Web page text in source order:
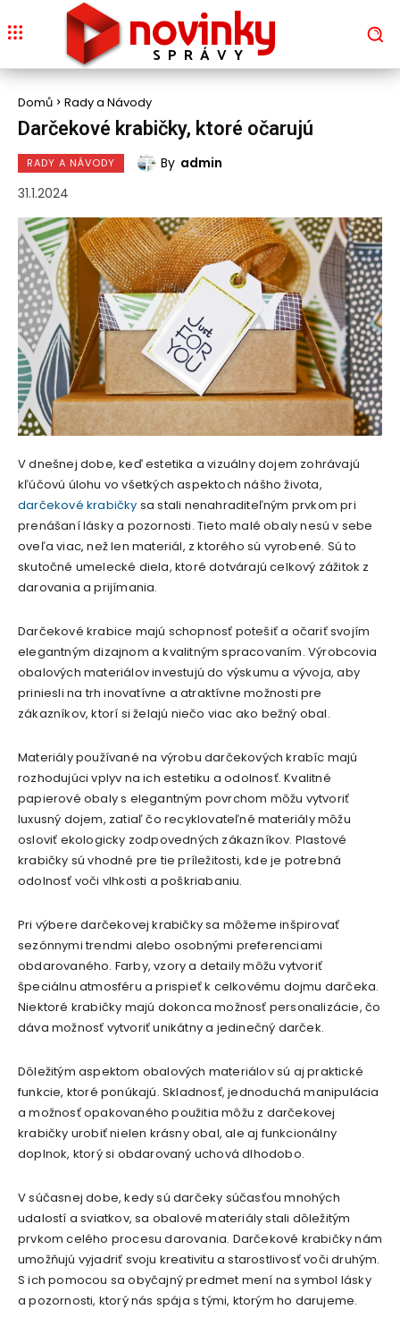
novinky
SPRÁVY
Domů Rady a Návody
Darčekové krabičky, ktoré očarujú
RADY A NÁVODY By admin
31.1.2024
V dnešnej dobe, keď estetika a vizuálny dojem zohrávajú
kľúčovú úlohu vo všetkých aspektoch nášho života,
darčekové krabičky sa stali nenahraditeľným prvkom pri
prenášaní lásky a pozornosti. Tieto malé obaly nesú v sebe
oveľa viac, než len materiál, z ktorého sú vyrobené. Sú to
skutočné umelecké diela, ktoré dotvárajú celkový zážitok z
darovania a prijímania.
Darčekové krabice majú schopnosť potešiť a očariť svojím
elegantným dizajnom a kvalitným spracovaním. Výrobcovia
obalových materiálov investujú do výskumu a vývoja, aby
priniesli na trh inovatívne a atraktívne možnosti pre
zákazníkov, ktorí si želajú niečo viac ako bežný obal.
Materiály používané na výrobu darčekových krabíc majú
rozhodujúci vplyv na ich estetiku a odolnosť. Kvalitné
papierové obaly s elegantným povrchom môžu vytvoriť
luxusný dojem, zatiaľ čo recyklovateľné materiály môžu
osloviť ekologicky zodpovedných zákazníkov. Plastové
krabičky sú vhodné pre tie príležitosti, kde je potrebná
odolnosť voči vlhkosti a poškriabaniu.
Pri výbere darčekovej krabičky sa môžeme inšpirovať
sezónnymi trendmi alebo osobnými preferenciami
obdarovaného. Farby, vzory a detaily môžu vytvoriť
špeciálnu atmosféru a prispieť k celkovému dojmu darčeka.
Niektoré krabičky majú dokonca možnosť personalizácie, čo
dáva možnosť vytvoriť unikátny a jedinečný darček.
Dôležitým aspektom obalových materiálov sú aj praktické
funkcie, ktoré ponúkajú. Skladnosť, jednoduchá manipulácia
a možnosť opakovaného použitia môžu z darčekovej
krabičky urobiť nielen krásny obal, ale aj funkcionálny
doplnok, ktorý si obdarovaný uchová dlhodobo.
V súčasnej dobe, kedy sú darčeky súčasťou mnohých
udalostí a sviatkov, sa obalové materiály stali dôležitým
prvkom celého procesu darovania. Darčekové krabičky nám
umožňujú vyjadriť svoju kreativitu a starostlivosť voči druhým.
S ich pomocou sa obyčajný predmet mení na symbol lásky
a pozornosti, ktorý nás spája s tými, ktorým ho darujeme.